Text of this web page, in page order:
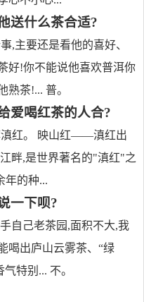
送什么茶合适?
,主要还是看他的喜好、
好!你不能说他喜欢普洱你
熟茶!... 普。
爱喝红茶的人合?
滇红。 映山红——滇红出
畔,是世界著名的"滇红"之
年的种...
一下呗?
自己老茶园,面积不大,我
喝出庐山云雾茶、“绿
特别... 不。